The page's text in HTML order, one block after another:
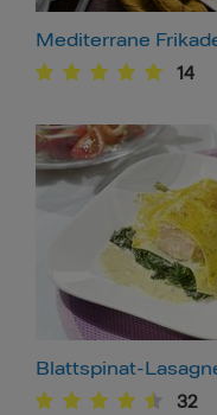
Mediterrane
14
Blattspinat-
32